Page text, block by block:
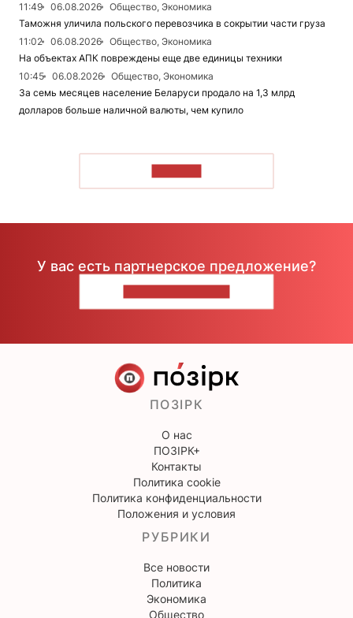
11:49
06.08.2026
Общество, Экономика
Таможня уличила польского перевозчика в сокрытии части груза
11:02
06.08.2026
Общество, Экономика
На объектах АПК повреждены еще две единицы техники
10:45
06.08.2026
Общество, Экономика
За семь месяцев население Беларуси продало на 1,3 млрд
долларов больше наличной валюты, чем купило
У вас есть партнерское предложение?
ПОЗІРК
О нас
ПОЗІРК+
Контакты
Политика cookie
Политика конфиденциальности
Положения и условия
РУБРИКИ
Все новости
Политика
Экономика
Общество